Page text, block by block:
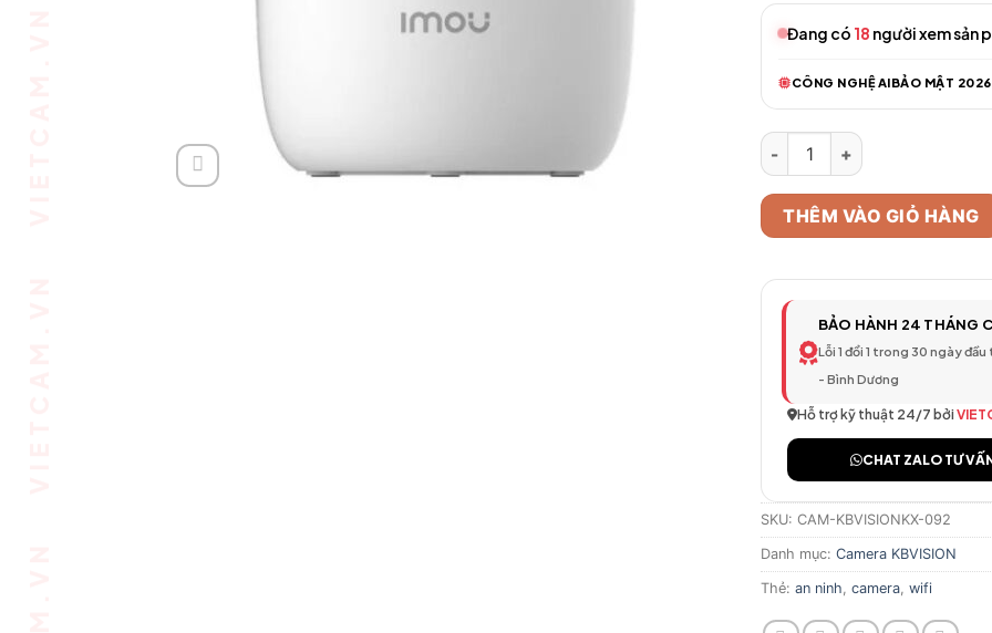
Đang có 18 người xem sản
CÔNG NGHỆ AIBẢO MẬT 2026
Camera Quan Sát KBVISION
THÊM VÀO GIỎ HÀNG
BẢO HÀNH 24 THÁNG
Lỗi 1 đổi 1 trong 30 ngày
- Bình Dương
Hỗ trợ kỹ thuật 24/7 bởi
CHAT ZALO TƯ
SKU: CAM-KBVISIONKX-092
Danh mục: Camera KBVISION
Thẻ: an ninh, camera, wifi